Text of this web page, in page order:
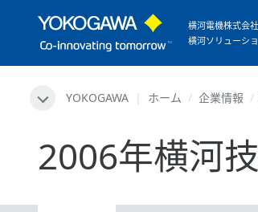
横河電機株式会社
横河ソリューシ
YOKOGAWA ホーム 企業情報
2006年横河